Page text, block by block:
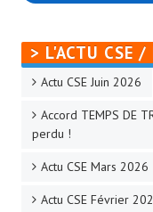
> L'ACTU CSE /
Actu CSE Juin 2026
Accord TEMPS DE
perdu !
Actu CSE Mars 2026
Actu CSE Février